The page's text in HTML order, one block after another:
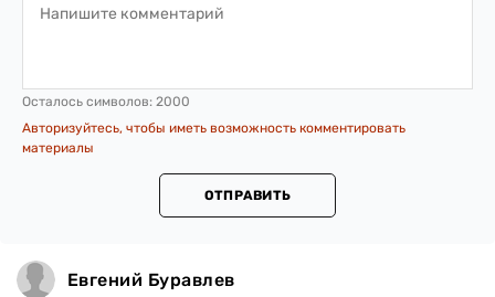
Осталось символов: 2000
Авторизуйтесь, чтобы иметь возможность комментировать
материалы
ОТПРАВИТЬ
Евгений Буравлев